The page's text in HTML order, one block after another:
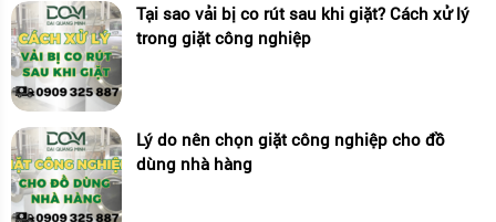
Tại sao vải bị co rút sau khi giặt? Cách xử lý
trong giặt công nghiệp
Lý do nên chọn giặt công nghiệp cho đồ
dùng nhà hàng